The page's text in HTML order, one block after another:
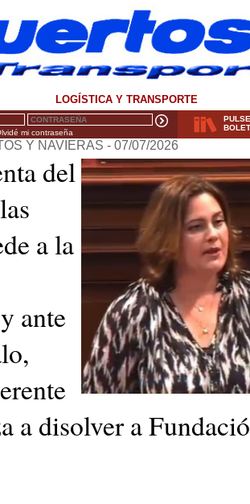
LOGÍSTICA Y TRANSPORTE
mi contraseña
Y NAVIERAS - 07/07/2026
del
a la
ante
a disolver a